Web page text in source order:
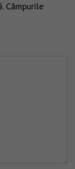
Câmpurile